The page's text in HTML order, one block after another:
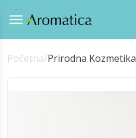
Početna/Prirodna Kozmetika